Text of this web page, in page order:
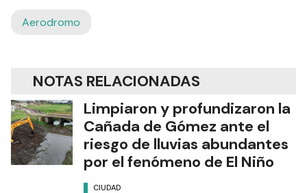
Aerodromo
NOTAS RELACIONADAS
Limpiaron y profundizaron la
Cañada de Gómez ante el
riesgo de lluvias abundantes
por el fenómeno de El Niño
CIUDAD